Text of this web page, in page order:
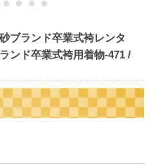
ブランド卒業式袴レンタ
ンド卒業式袴用着物-471 /